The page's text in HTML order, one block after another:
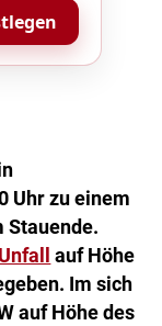
Uhr zu einem
Stauende.
Unfall
auf Höhe
Im sich
auf Höhe des